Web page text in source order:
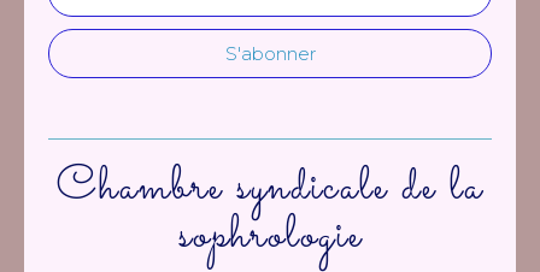
Chambre syndicale de la
sophrologie